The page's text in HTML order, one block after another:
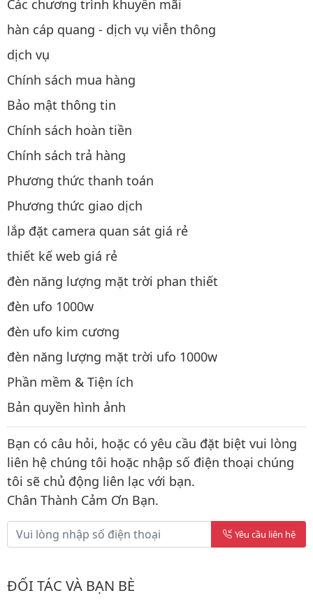
Các chương trình khuyến mãi
hàn cáp quang - dịch vụ viễn thông
dịch vụ
Chính sách mua hàng
Bảo mật thông tin
Chính sách hoàn tiền
Chính sách trả hàng
Phương thức thanh toán
Phương thức giao dịch
lắp đặt camera quan sát giá rẻ
thiết kế web giá rẻ
đèn năng lượng mặt trời phan thiết
đèn ufo 1000w
đèn ufo kim cương
đèn năng lượng mặt trời ufo 1000w
Phần mềm & Tiện ích
Bản quyền hình ảnh
Bạn có câu hỏi, hoặc có yêu cầu đặt biệt vui lòng
liên hệ chúng tôi hoặc nhập số điện thoại chúng
tôi sẽ chủ động liên lạc với bạn.
Chân Thành Cảm Ơn Bạn.
Yêu cầu liên hệ
ĐỐI TÁC VÀ BẠN BÈ